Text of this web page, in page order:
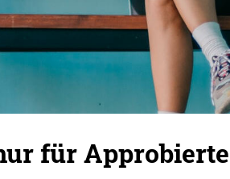
für Approbierte